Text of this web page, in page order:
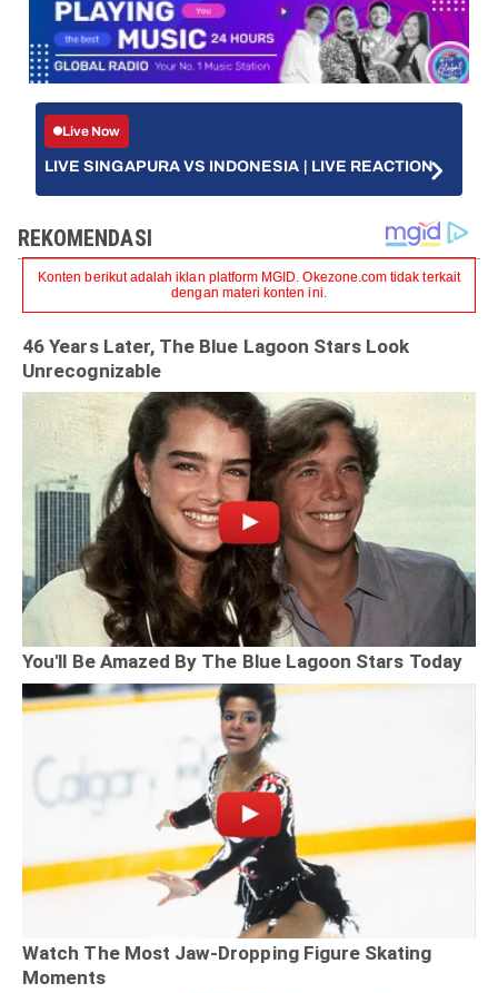
Live Now
LIVE SINGAPURA VS INDONESIA | LIVE REACTION